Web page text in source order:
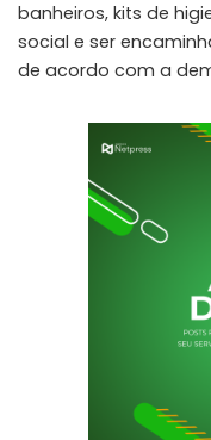
banheiros, kits de
social e ser
de acordo com a